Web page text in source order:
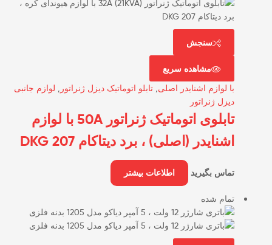
سنجش
مشاهده سریع
با لوازم اشنایدر اصلی, تابلو اتوماتیک دیزل ژنراتور , لوازم جانبی
دیزل ژنراتور
تابلوی اتوماتیک ژنراتور 50A با لوازم
اشنایدر (اصلی) ، برد دیتاکام DKG 207
تماس بگیرید اطلاعات بیشتر
تمام شده